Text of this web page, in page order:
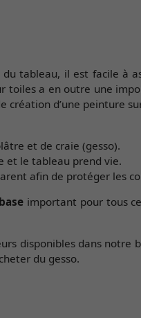
tableau, il est facile à
toiles a en outre une
création d’une peinture
et de craie (gesso).
et le tableau prend vie.
afin de protéger les
important pour tous
disponibles dans
du gesso.